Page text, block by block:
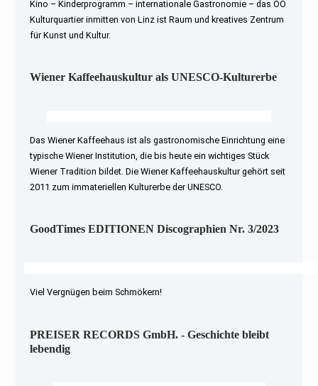
Kino – Kinderprogramm – internationale Gastronomie – das OÖ
Kulturquartier inmitten von Linz ist Raum und kreatives Zentrum
für Kunst und Kultur.
Wiener Kaffeehauskultur als UNESCO-Kulturerbe
Das Wiener Kaffeehaus ist als gastronomische Einrichtung eine
typische Wiener Institution, die bis heute ein wichtiges Stück
Wiener Tradition bildet. Die Wiener Kaffeehauskultur gehört seit
2011 zum immateriellen Kulturerbe der UNESCO.
GoodTimes EDITIONEN Discographien Nr. 3/2023
Viel Vergnügen beim Schmökern!
PREISER RECORDS GmbH. - Geschichte bleibt
lebendig